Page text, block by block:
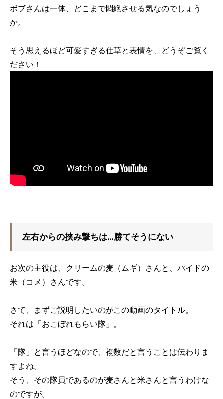
ボブさんは一体、どこまで悶絶させる気なのでしょう
か。
そう思えるほど可愛すぎる仕草と表情を、どうぞご覧く
ださい！
左右からの挟み撃ちは…勝てそうにない
お次の主役は、クリームの麦（ムギ）さんと、パイドの
米（コメ）さんです。
さて、まずご説明したいのがこの動画のタイトル。
それは「おこぼれもらい隊」。
「隊」と言うほどなので、複数だと言うことは伝わりま
すよね。
そう、その隊員であるのが麦さんと米さんと言うわけな
のですが。